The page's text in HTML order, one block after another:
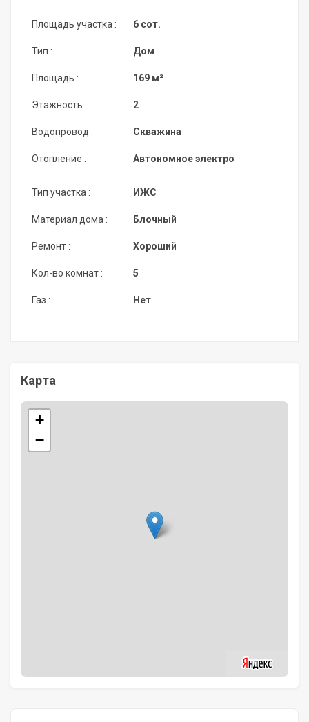
Площадь участка :
Тип :
Площадь :
Этажность :
Водопровод :
Отопление :
6 сот.
Дом
169 м²
2
Скважина
Автономное электро
Тип участка :
Материал дома :
Ремонт :
Кол-во комнат :
Газ :
ИЖС
Блочный
Хороший
5
Нет
Карта
+
−